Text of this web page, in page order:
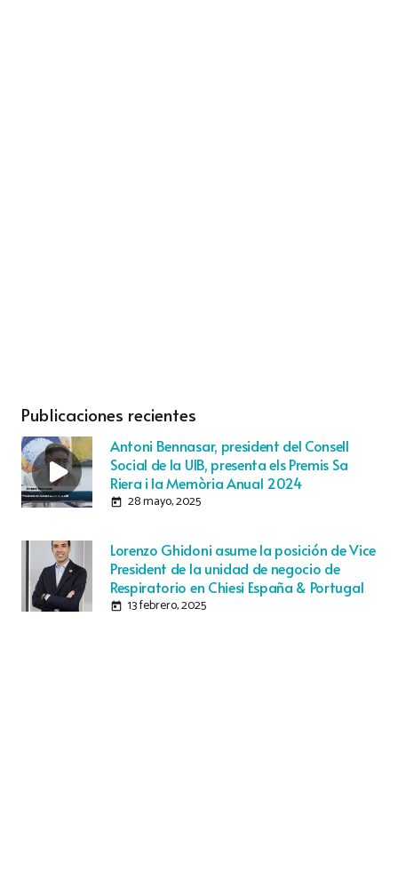
Publicaciones recientes
Antoni Bennasar, president del Consell
Social de la UIB, presenta els Premis Sa
Riera i la Memòria Anual 2024
today 28 mayo, 2025
Lorenzo Ghidoni asume la posición de Vice
President de la unidad de negocio de
Respiratorio en Chiesi España & Portugal
today 13 febrero, 2025